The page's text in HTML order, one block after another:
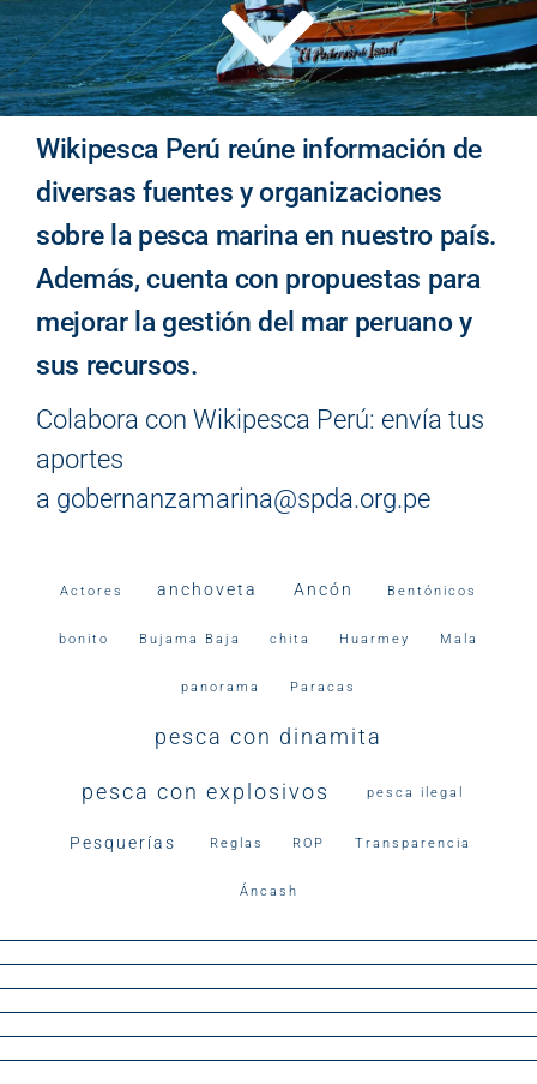
Wikipesca Perú reúne información de
diversas fuentes y organizaciones
sobre la pesca marina en nuestro país.
Además, cuenta con propuestas para
mejorar la gestión del mar peruano y
sus recursos.
Colabora con Wikipesca Perú: envía tus
aportes
a gobernanzamarina@spda.org.pe
Actores anchoveta Ancón Bentónicos
bonito Bujama Baja chita Huarmey Mala
panorama Paracas
pesca con dinamita
pesca con explosivos pesca ilegal
Pesquerías Reglas ROP Transparencia
Áncash